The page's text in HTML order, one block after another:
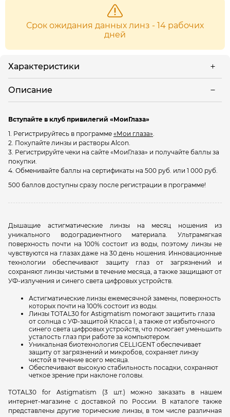
Срок ожидания данных линз - 14 рабочих
дней
Характеристики
Описание
Вступайте в клуб привилегий «МоиГлаза»
1. Регистрируйтесь в программе «Мои глаза».
2. Покупайте линзы и растворы Alcon.
3. Регистрируйте чеки на сайте «МоиГлаза» и получайте баллы за
покупки.
4. Обменивайте баллы на сертификаты на 500 руб. или 1 000 руб.
500 баллов доступны сразу после регистрации в программе!
Дышащие астигматические линзы на месяц ношения из
уникального водоградиентного материала. Ультрамягкая
поверхность почти на 100% состоит из воды, поэтому линзы не
чувствуются на глазах даже на 30 день ношения. Инновационные
технологии обеспечивают защиту глаз от загрязнений и
сохраняют линзы чистыми в течение месяца, а также защищают от
УФ-излучения и синего света цифровых устройств.
Астигматические линзы ежемесячной замены, поверхность
которых почти на 100% состоит из воды.
Линзы TOTAL30 for Astigmatism помогают защитить глаза
от солнца с УФ-защитой Класса I, а также от избыточного
синего света цифровых устройств, что помогает уменьшить
усталость глаз при работе за компьютером.
Уникальная биотехнология CELLIGENT обеспечивает
защиту от загрязнений и микробов, сохраняет линзу
чистой в течение всего месяца.
Обеспечивают высокую стабильность посадки, сохраняют
четкое зрение при наклоне головы.
TOTAL30 for Astigmatism (3 шт.) можно заказать в нашем
интернет-магазине с доставкой по России. В каталоге также
представлены другие торические линзы, в том числе различная